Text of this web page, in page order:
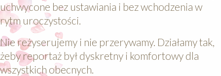
uchwycone bez ustawiania i bez wchodzenia w
rytm uroczystości.
Nie reżyserujemy i nie przerywamy. Działamy tak,
żeby reportaż był dyskretny i komfortowy dla
wszystkich obecnych.